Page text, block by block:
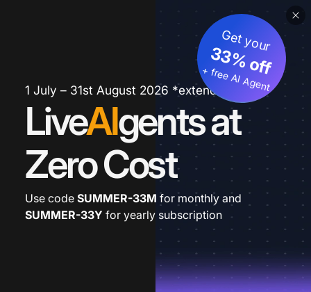
1 July – 31st August 2026 *extended
LiveAIgents at
Zero Cost
Get your
33% off
+ free AI Agent
Use code SUMMER-33M for monthly and
SUMMER-33Y for yearly subscription